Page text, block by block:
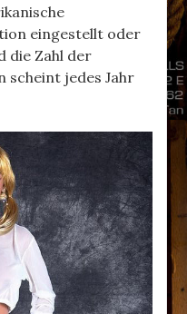
eingestellt oder
die Zahl der
scheint jedes Jahr